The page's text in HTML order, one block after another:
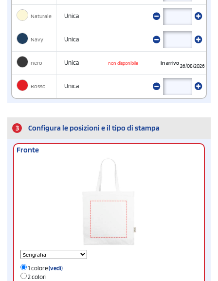
Naturale Unica
Navy Unica
nero Unica non disponibile In arrivo26/08/2026
Rosso Unica
3 Configura le posizioni e il tipo di stampa
Fronte
1 colore(vedi)
2 colori